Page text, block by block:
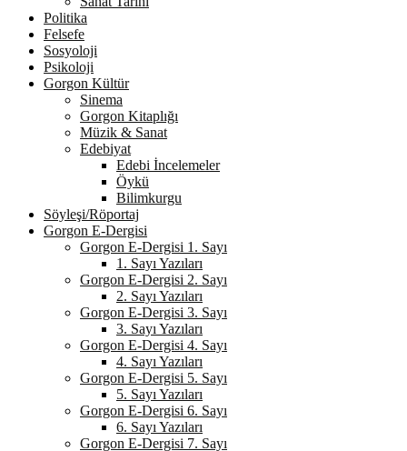
Politika
Felsefe
Sosyoloji
Psikoloji
Gorgon Kültür
Sinema
Gorgon Kitaplığı
Müzik & Sanat
Edebiyat
Edebi İncelemeler
Öykü
Bilimkurgu
Söyleşi/Röportaj
Gorgon E-Dergisi
Gorgon E-Dergisi 1. Sayı
1. Sayı Yazıları
Gorgon E-Dergisi 2. Sayı
2. Sayı Yazıları
Gorgon E-Dergisi 3. Sayı
3. Sayı Yazıları
Gorgon E-Dergisi 4. Sayı
4. Sayı Yazıları
Gorgon E-Dergisi 5. Sayı
5. Sayı Yazıları
Gorgon E-Dergisi 6. Sayı
6. Sayı Yazıları
Gorgon E-Dergisi 7. Sayı